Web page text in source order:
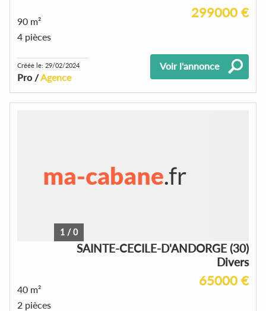
299000 €
90 m²
4 pièces
Créée le: 29/02/2024
Pro /Agence
Voir l'annonce
1 /0
SAINTE-CECILE-D'ANDORGE (30)
Divers
65000 €
40 m²
2 pièces